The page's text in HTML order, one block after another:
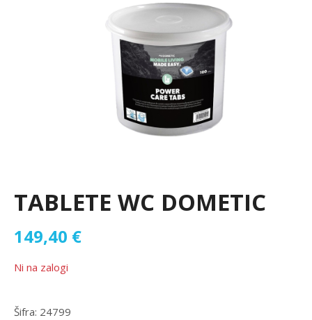
TABLETE WC DOMETIC
149,40 €
Ni na zalogi
Šifra: 24799